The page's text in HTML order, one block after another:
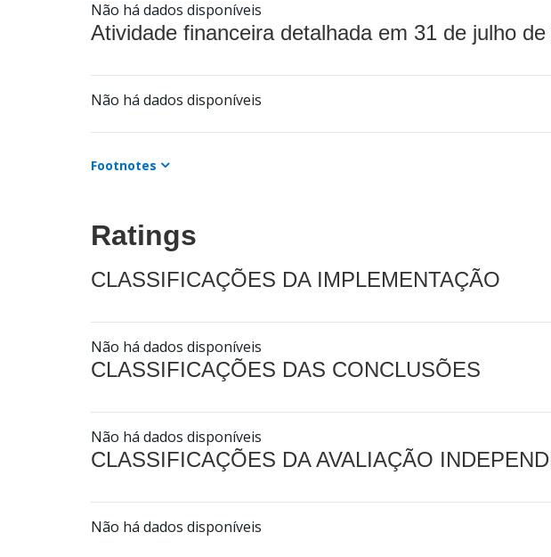
Não há dados disponíveis
Atividade financeira detalhada em 31 de julho de
Não há dados disponíveis
Footnotes
Ratings
CLASSIFICAÇÕES DA IMPLEMENTAÇÃO
Não há dados disponíveis
CLASSIFICAÇÕES DAS CONCLUSÕES
Não há dados disponíveis
CLASSIFICAÇÕES DA AVALIAÇÃO
Não há dados disponíveis